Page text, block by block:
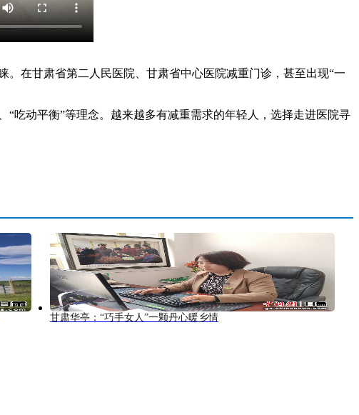
在甘肃省第二人民医院、甘肃省中心医院减重门诊，甚至出现“一
动平衡”等理念。越来越多有减重需求的年轻人，选择走进医院寻
甘肃华亭：“巧手女人”一颗丹心暖乡情